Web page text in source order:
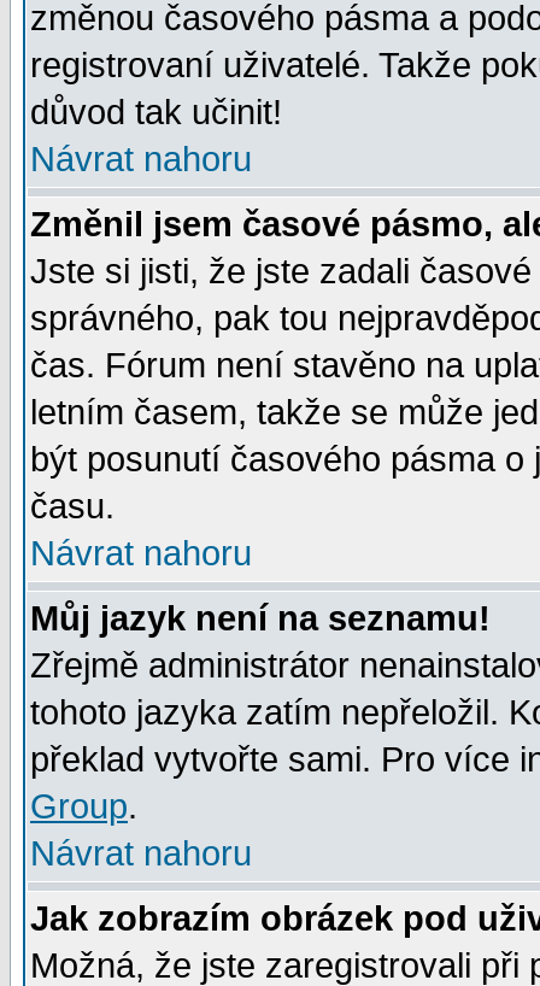
změnou časového pásma a
registrovaní uživatelé. Takže
důvod tak učinit!
Návrat nahoru
Změnil jsem časové pásmo,
Jste si jisti, že jste zadali
správného, pak tou
čas. Fórum není stavěno na
letním časem, takže se může
být posunutí časového pásma
času.
Návrat nahoru
Můj jazyk není na seznamu!
Zřejmě administrátor
tohoto jazyka zatím nepřeložil.
překlad vytvořte sami. Pro více
Group.
Návrat nahoru
Jak zobrazím obrázek pod
Možná, že jste zaregistrovali